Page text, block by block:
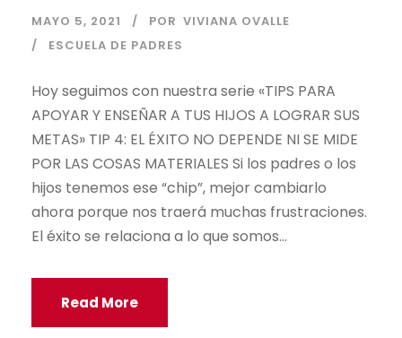
MAYO 5, 2021 POR VIVIANA OVALLE
ESCUELA DE PADRES
Hoy seguimos con nuestra serie «TIPS PARA
APOYAR Y ENSEÑAR A TUS HIJOS A LOGRAR SUS
METAS» TIP 4: EL ÉXITO NO DEPENDE NI SE MIDE
POR LAS COSAS MATERIALES Si los padres o los
hijos tenemos ese “chip”, mejor cambiarlo
ahora porque nos traerá muchas frustraciones.
El éxito se relaciona a lo que somos...
Read More